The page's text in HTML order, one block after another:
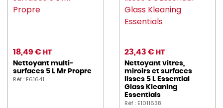
18,49 € HT
Nettoyant multi-
surfaces 5 L Mr Propre
Réf : E61641
23,43 € HT
Nettoyant vitres,
miroirs et surfaces
lisses 5 L Essential
Glass Kleaning
Essentials
Réf : E1011638